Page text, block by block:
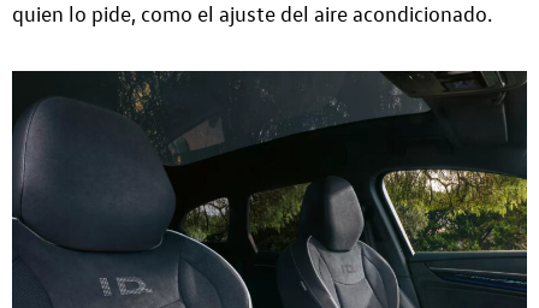
quien lo pide, como el ajuste del aire acondicionado.